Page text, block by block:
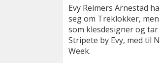
Evy Reimers Arnestad
seg om Treklokker,
som klesdesigner og
Stripete by Evy, med til
Week.